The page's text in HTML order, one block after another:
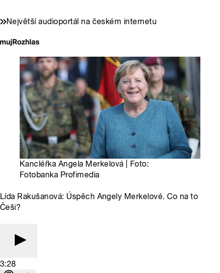
Největší audioportál na českém internetu
Kancléřka Angela Merkelová | Foto:
Fotobanka Profimedia
Lída Rakušanová: Úspěch Angely Merkelové. Co na to
Češi?
3:28